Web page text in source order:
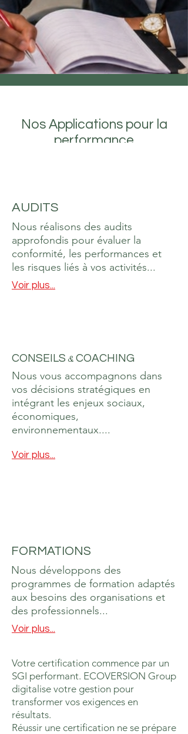
Nos Applications pour la
performance
AUDITS
Nous réalisons des audits
approfondis pour évaluer la
conformité, les performances et
les risques liés à vos activités...
Voir plus...
CONSEILS &COACHING
Nous vous accompagnons dans
vos décisions stratégiques en
intégrant les enjeux sociaux,
économiques,
environnementaux....
Voir plus...
FORMATIONS
Nous développons des
programmes de formation adaptés
aux besoins des organisations et
des professionnels...
Voir plus...
Votre certification commence par un
SGI performant. ECOVERSION Group
digitalise votre gestion pour
transformer vos exigences en
résultats.
​Réussir une certification ne se prépare